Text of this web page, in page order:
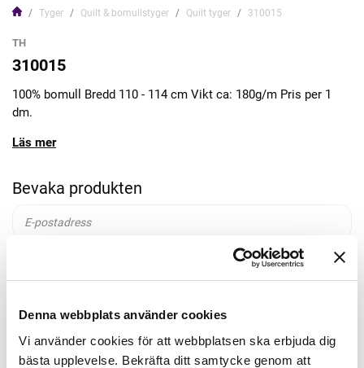
Denna webbplats använder cookies
Vi använder cookies för att webbplatsen ska erbjuda dig
bästa upplevelse. Bekräfta ditt samtycke genom att
Tyger Quilt & bomullstyger Quilt tyger 310015
TH
310015
100% bomull Bredd 110 - 114 cm Vikt ca: 180g/m Pris per 1
dm.
Läs mer
Bevaka produkten
169,00kr/m